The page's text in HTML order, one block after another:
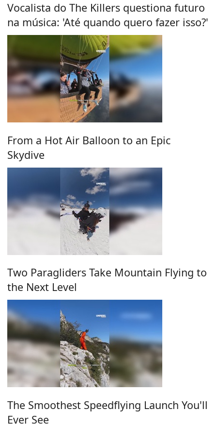
Vocalista do The Killers questiona futuro
na música: 'Até quando quero fazer isso?'
From a Hot Air Balloon to an Epic
Skydive
Two Paragliders Take Mountain Flying to
the Next Level
The Smoothest Speedflying Launch You'll
Ever See